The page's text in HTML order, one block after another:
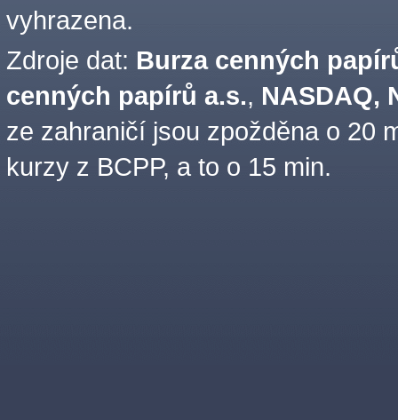
vyhrazena.
Zdroje dat: Burza cenných
cenných papírů a.s., NASDAQ,
ze zahraničí jsou zpožděna o 20
kurzy z BCPP, a to o 15 min.